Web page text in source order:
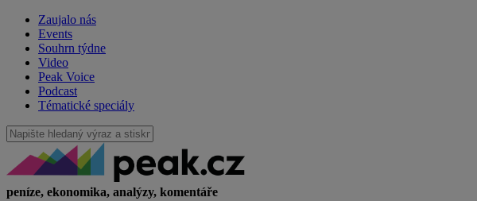
Zaujalo nás
Events
Souhrn týdne
Video
Peak Voice
Podcast
Tématické speciály
peníze, ekonomika, analýzy, komentáře